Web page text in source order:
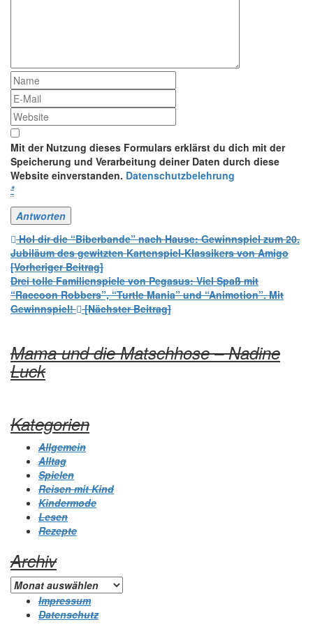
Mit der Nutzung dieses Formulars erklärst du dich mit der
Speicherung und Verarbeitung deiner Daten durch diese
Website einverstanden. Datenschutzbelehrung
*
Beitrags-
Navigation
Hol dir die “Biberbande” nach Hause: Gewinnspiel zum 20.
Jubiläum des gewitzten Kartenspiel-Klassikers von Amigo
[Vorheriger Beitrag]
Drei tolle Familienspiele von Pegasus: Viel Spaß mit
“Raccoon Robbers”, “Turtle Mania” und “Animotion”. Mit
Gewinnspiel! [Nächster Beitrag]
Mama und die Matschhose – Nadine
Luck
Kategorien
Allgemein
Alltag
Spielen
Reisen mit Kind
Kindermode
Lesen
Rezepte
Archiv
Archiv
Impressum
Datenschutz